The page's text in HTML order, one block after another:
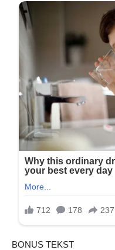
BONUS TEKST